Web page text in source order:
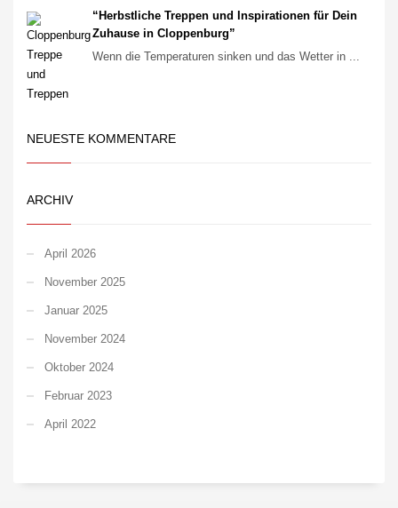
“Herbstliche Treppen und Inspirationen für Dein
Zuhause in Cloppenburg”
Wenn die Temperaturen sinken und das Wetter in ...
NEUESTE KOMMENTARE
ARCHIV
April 2026
November 2025
Januar 2025
November 2024
Oktober 2024
Februar 2023
April 2022